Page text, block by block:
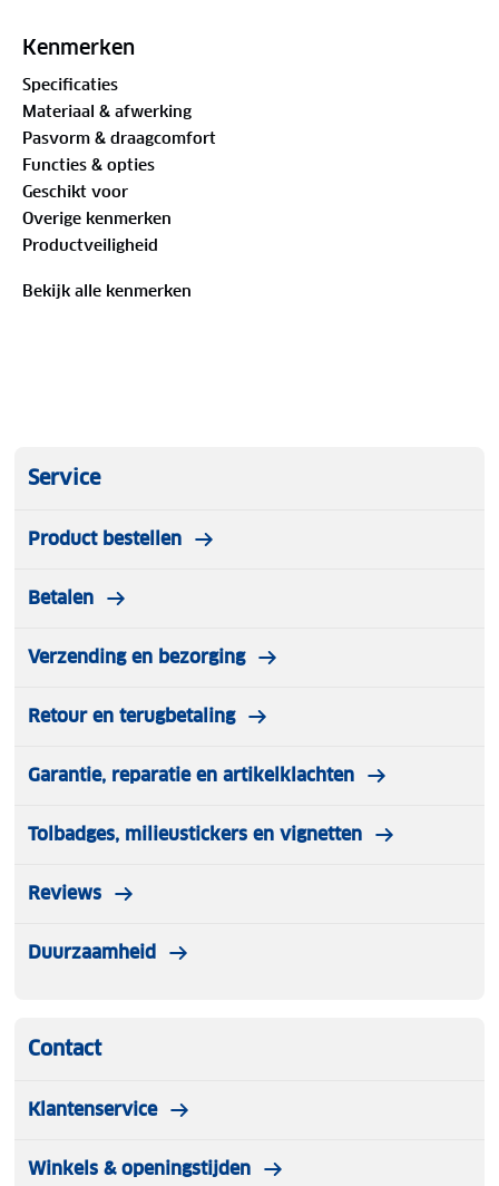
waterdicht, bieden een hoog draagcomfort met veel
zeer robuuste profielzool is er voor altijd
betrouwbare grip. De zool is zonder lijm aan de rest
van de schoen bevestigd voor extra duurzaamheid
en het multidirectionele profiel biedt grip op elk
type terrein terwijl je tenen worden beschermd door
de teenbumper. De Targhee IV heeft alles in zich om
de bergwandelschoen van jouw keuze worden.
Kenmerken
Specificaties
Materiaal & afwerking
Pasvorm & draagcomfort
Functies & opties
Geschikt voor
Overige kenmerken
Productveiligheid
Bekijk alle kenmerken
Service
Product bestellen
Betalen
Verzending en bezorging
Retour en terugbetaling
Garantie, reparatie en artikelklachten
Tolbadges, milieustickers en vignetten
Reviews
Duurzaamheid
Contact
Klantenservice
Winkels & openingstijden